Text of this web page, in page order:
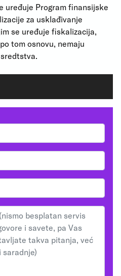
uređuje Program finansijske
za usklađivanje
se uređuje fiskalizacija,
tom osnovu, nemaju